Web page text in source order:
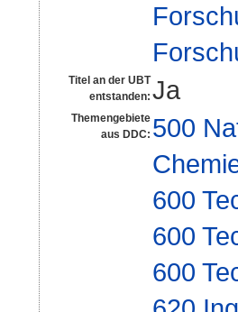
Titel an der UBT
entstanden: Ja
Themengebiete
aus DDC: 500
600
600
600